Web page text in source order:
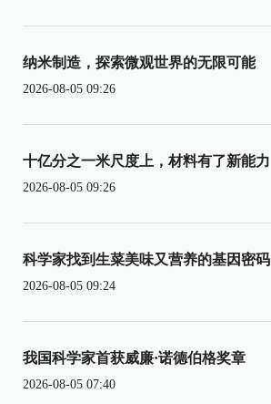
纳米制造，探索微观世界的无限可能
2026-08-05 09:26
十亿分之一米尺度上，材料有了新能力
2026-08-05 09:26
科学家找到生菜美味又营养的基因密码
2026-08-05 09:24
我国科学家首获威廉·诺德伯格奖章
2026-08-05 07:40